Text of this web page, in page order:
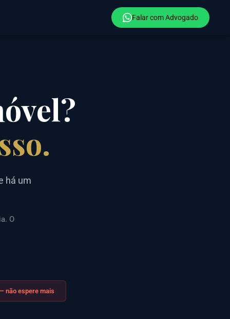
Falar com Advogado
há um
O
não espere mais